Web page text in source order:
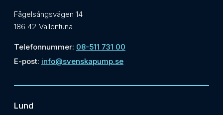
Fågelsångsvägen 14
186 42 Vallentuna
Telefonnummer: 08-511 731 00
E-post: info@svenskapump.se
Lund